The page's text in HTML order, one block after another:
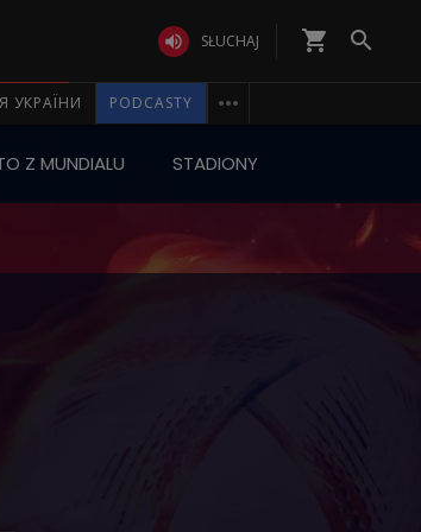
 SŁUCHAJ shopping_cart 
УКРАЇНИ PODCASTY 
Z MUNDIALU STADIONY